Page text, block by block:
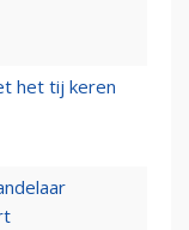
het tij keren